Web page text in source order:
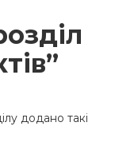
додано такі